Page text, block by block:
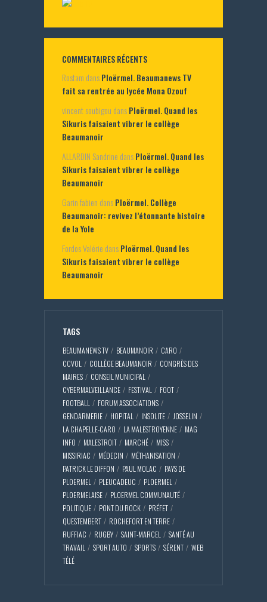
COMMENTAIRES RÉCENTS
Rostam dansPloërmel. Beaumanews TV
fait sa rentrée au lycée Mona Ozouf
vincent soubigou dansPloërmel. Quand les
Sikuris faisaient vibrer le collège
Beaumanoir
ALLARDIN Sandrine dansPloërmel. Quand les
Sikuris faisaient vibrer le collège
Beaumanoir
Garin fabien dansPloërmel. Collège
Beaumanoir: revivez l’étonnante histoire
de la Yole
Fordos Valérie dansPloërmel. Quand les
Sikuris faisaient vibrer le collège
Beaumanoir
TAGS
BEAUMANEWS TV BEAUMANOIR
CARO
CCVOL
COLLÈGE BEAUMANOIR
CONGRÈS DES
MAIRES
CONSEIL MUNICIPAL
CYBERMALVEILLANCE
FESTIVAL
FOOT
FOOTBALL
FORUM ASSOCIATIONS
GENDARMERIE
HOPITAL INSOLITE
JOSSELIN
LA CHAPELLE-CARO
LA MALESTROYENNE
MAG
INFO
MALESTROIT MARCHÉ
MISS
MISSIRIAC
MÉDECIN
MÉTHANISATION
PATRICK LE DIFFON
PAUL MOLAC
PAYS DE
PLOERMEL
PLEUCADEUC
PLOERMEL
PLOERMELAISE
PLOERMEL COMMUNAUTÉ
POLITIQUE
PONT DU ROCK
PRÉFET
QUESTEMBERT
ROCHEFORT EN TERRE
RUFFIAC
RUGBY SAINT-MARCEL
SANTÉ AU
TRAVAIL
SPORT AUTO SPORTS SÉRENT
WEB
TÉLÉ